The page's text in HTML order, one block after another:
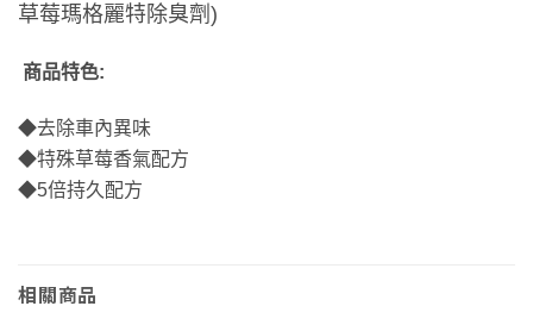
草莓瑪格麗特除臭劑)
商品特色:
◆去除車內異味
◆特殊草莓香氣配方
◆5倍持久配方
相關商品